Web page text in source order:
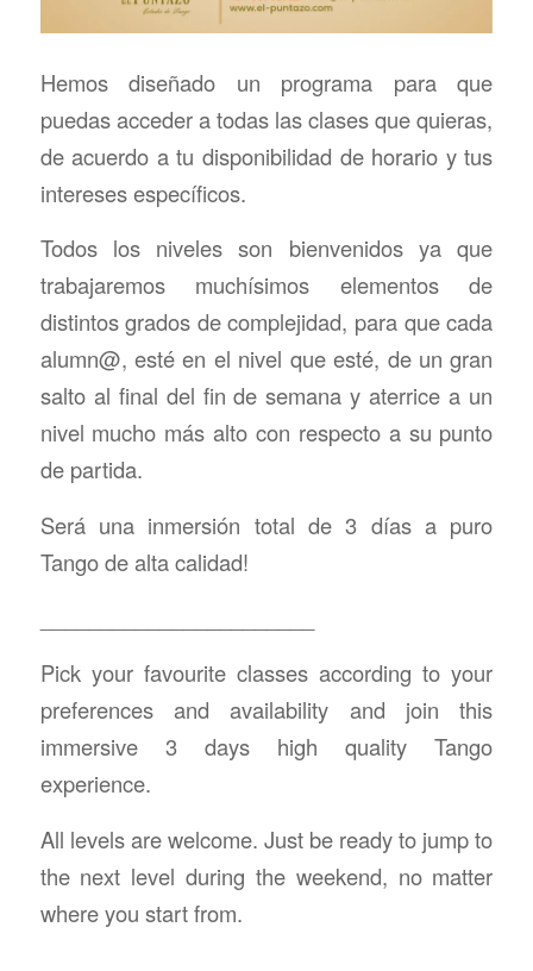
Hemos diseñado un programa para que
puedas acceder a todas las clases que quieras,
de acuerdo a tu disponibilidad de horario y tus
intereses específicos.
Todos los niveles son bienvenidos ya que
trabajaremos muchísimos elementos de
distintos grados de complejidad, para que cada
alumn@, esté en el nivel que esté, de un gran
salto al final del fin de semana y aterrice a un
nivel mucho más alto con respecto a su punto
de partida.
Será una inmersión total de 3 días a puro
Tango de alta calidad!
Pick your favourite classes according to your
preferences and availability and join this
immersive 3 days high quality Tango
experience.
All levels are welcome. Just be ready to jump to
the next level during the weekend, no matter
where you start from.